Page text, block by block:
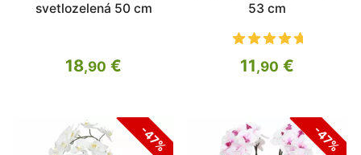
svetlozelená 50 cm
18,90 €
53 cm
11,90 €
-47% -47%